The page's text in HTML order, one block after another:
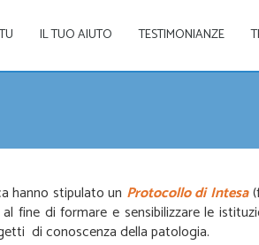
IL TUO AIUTO TESTIMONIANZE
hanno stipulato un Protocollo di Intesa
fine di formare e sensibilizzare le
di conoscenza della patologia.